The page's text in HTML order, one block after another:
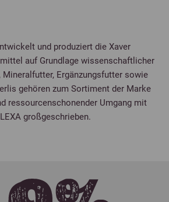
und produziert die Xaver
auf Grundlage wissenschaftlicher
Ergänzungsfutter sowie
gehören zum Sortiment der Marke
ressourcenschonender Umgang mit
großgeschrieben.